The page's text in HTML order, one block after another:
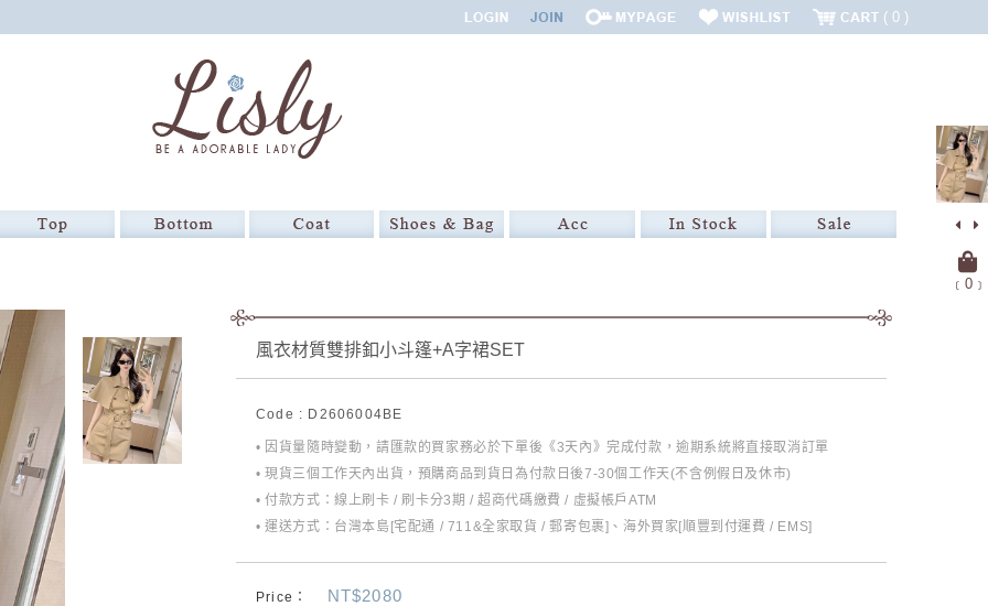
0
﹝ 0﹞
風衣材質雙排釦小斗篷+A字裙SET
Code : D2606004BE
• 因貨量隨時變動，請匯款的買家務必於下單後《3天內》完成付款，逾期系統將直接取消訂單
• 現貨三個工作天內出貨，預購商品到貨日為付款日後7-30個工作天(不含例假日及休市)
• 付款方式：線上刷卡 / 刷卡分3期 / 超商代碼繳費 / 虛擬帳戶ATM
• 運送方式：台灣本島[宅配通 / 711&全家取貨 / 郵寄包裹]、海外買家[順豐到付運費 / EMS]
Price： NT$2080